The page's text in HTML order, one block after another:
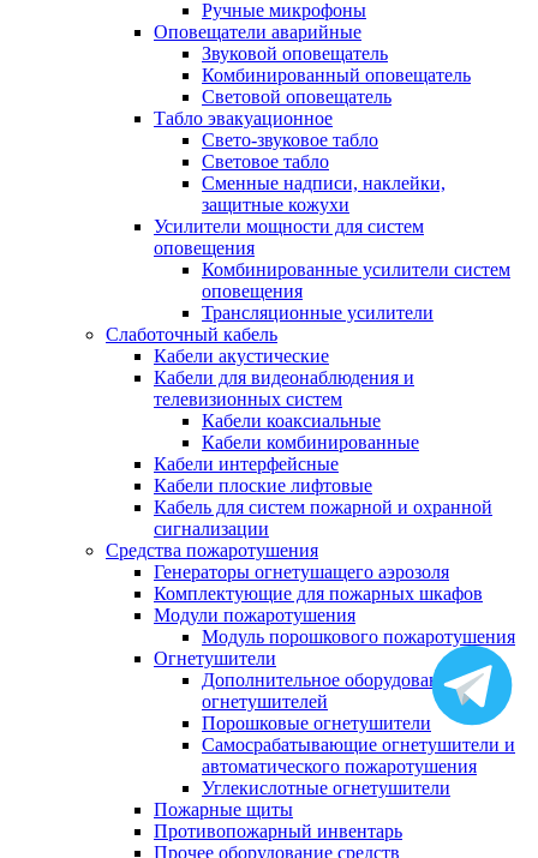
Ручные микрофоны
Оповещатели аварийные
Звуковой оповещатель
Комбинированный оповещатель
Световой оповещатель
Табло эвакуационное
Свето-звуковое табло
Световое табло
Сменные надписи, наклейки,
защитные кожухи
Усилители мощности для систем
оповещения
Комбинированные усилители систем
оповещения
Трансляционные усилители
Слаботочный кабель
Кабели акустические
Кабели для видеонаблюдения и
телевизионных систем
Кабели коаксиальные
Кабели комбинированные
Кабели интерфейсные
Кабели плоские лифтовые
Кабель для систем пожарной и охранной
сигнализации
Средства пожаротушения
Генераторы огнетушащего аэрозоля
Комплектующие для пожарных шкафов
Модули пожаротушения
Модуль порошкового пожаротушения
Огнетушители
Дополнительное оборудование для
огнетушителей
Порошковые огнетушители
Самосрабатывающие огнетушители и
автоматического пожаротушения
Углекислотные огнетушители
Пожарные щиты
Противопожарный инвентарь
Прочее оборудование средств